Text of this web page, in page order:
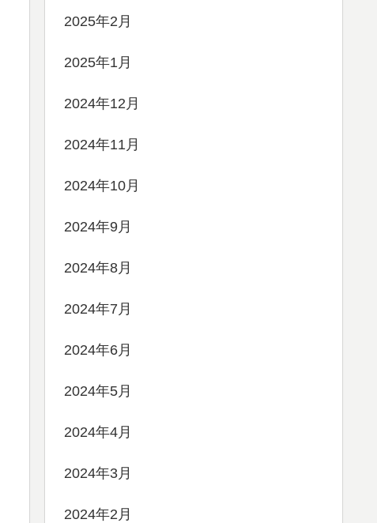
2025年2月
2025年1月
2024年12月
2024年11月
2024年10月
2024年9月
2024年8月
2024年7月
2024年6月
2024年5月
2024年4月
2024年3月
2024年2月